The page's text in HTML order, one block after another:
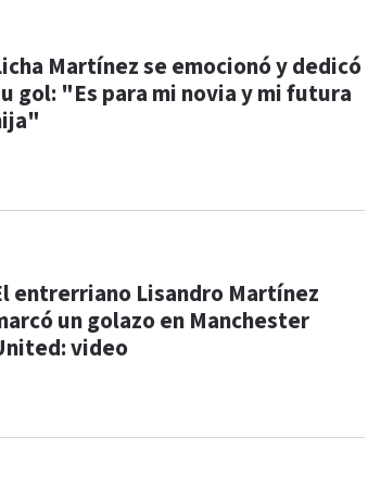
Martínez se emocionó y dedicó
gol: "Es para mi novia y mi futura
entrerriano Lisandro Martínez
un golazo en Manchester
video